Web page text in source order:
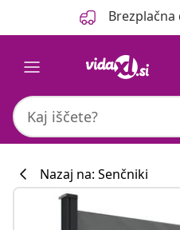
Brezplačna
Nazaj na: Senčniki